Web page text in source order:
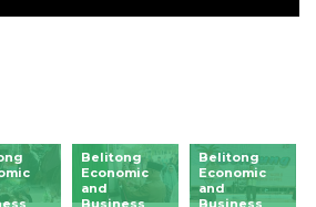
Belitong
Economic
and
Business
Belitong
Economic
and
Business